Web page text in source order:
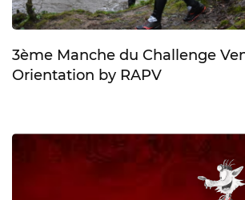
3ème Manche du Challenge
Orientation by RAPV